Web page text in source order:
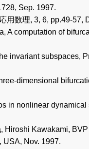
Sep. 1997.
用数理, 3, 6, pp.49-57,
A computation of
invariant subspaces,
dimensional
in nonlinear
, Hiroshi Kawakami,
USA, Nov. 1997.